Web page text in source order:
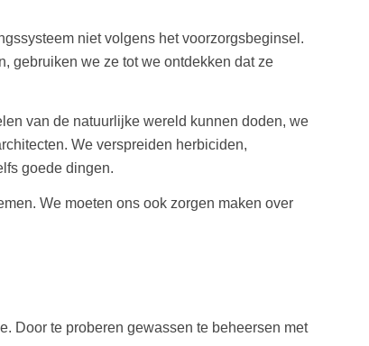
niet volgens het voorzorgsbeginsel.
gebruiken we ze tot we ontdekken dat ze
van de natuurlijke wereld kunnen doden, we
We verspreiden herbiciden,
goede dingen.
We moeten ons ook zorgen maken over
Door te proberen gewassen te beheersen met